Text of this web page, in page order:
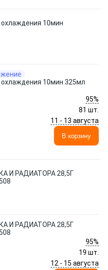
10мин
10мин 325мл
95%
81 шт.
11 - 13 августа
В корзину
И РАДИАТОРА 28,5Г
И РАДИАТОРА 28,5Г
95%
19 шт.
12 - 15 августа